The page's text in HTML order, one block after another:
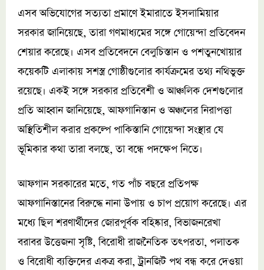
এসব অভিযোগের সত্যতা প্রমাণে ইমারাতে ইসলামিয়ার
সরকার জানিয়েছে, তারা গণমাধ্যমের সঙ্গে গোয়েন্দা প্রতিবেদন
শেয়ার করেছে। এসব প্রতিবেদনে বেলুচিস্তান ও পশতুনখোয়ার
কয়েকটি এলাকায় সশস্ত্র গোষ্ঠীগুলোর কার্যক্রমের তথ্য নথিভুক্ত
রয়েছে। একই সঙ্গে সরকার প্রতিবেশী ও আঞ্চলিক দেশগুলোর
প্রতি আহ্বান জানিয়েছে, আফগানিস্তান ও অঞ্চলের নিরাপত্তা
অস্থিতিশীল করার প্রকল্পে পাকিস্তানি গোয়েন্দা সংস্থার যে
ভূমিকার কথা তারা বলছে, তা বন্ধে পদক্ষেপ নিতে।
আফগান সরকারের মতে, গত পাঁচ বছরে প্রতিপক্ষ
আফগানিস্তানের বিরুদ্ধে নানা উপায় ও চাপ প্রয়োগ করেছে। এর
মধ্যে ছিল শরণার্থীদের জোরপূর্বক বহিষ্কার, বিভাজনরেখা
বরাবর উত্তেজনা সৃষ্টি, বিরোধী রাজনৈতিক তৎপরতা, পলাতক
ও বিরোধী ব্যক্তিদের একত্র করা, ট্রানজিট পথ বন্ধ করে দেওয়া